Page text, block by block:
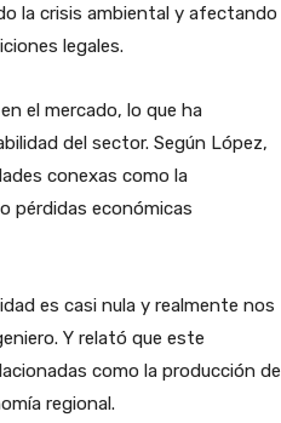
la crisis ambiental y afectando
legales.
el mercado, lo que ha
del sector. Según López,
conexas como la
pérdidas económicas
es casi nula y realmente nos
Y relató que este
como la producción de
regional.